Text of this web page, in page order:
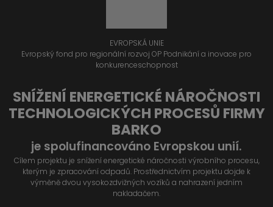
EVROPSKÁ UNIE
Evropský fond pro regionální rozvoj OP Podnikání a inovace pro
konkurenceschopnost
SNÍŽENÍ ENERGETICKÉ NÁROČNOSTI
TECHNOLOGICKÝCH PROCESŮ FIRMY
BARKO
je spolufinancováno Evropskou unií.
Cílem projektu je snížení energetické náročnosti výrobního procesu,
kterým je zpracování odpadů. Prostřednictvím projektu dojde k
výměně dvou vysokozdvižných vozíků a nahrazení jedním
nakladačem.